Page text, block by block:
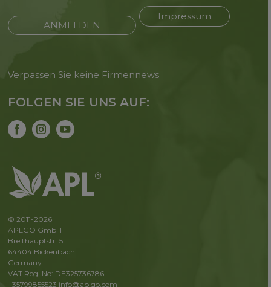
ANMELDEN
Impressum
Verpassen Sie keine Firmennews
FOLGEN SIE UNS AUF:
© 2011-2026
APLGO GmbH
Breithauptstr. 5
64404 Bickenbach
Germany
VAT Reg. No: DE325736786
+35799855523 info@aplgo.com